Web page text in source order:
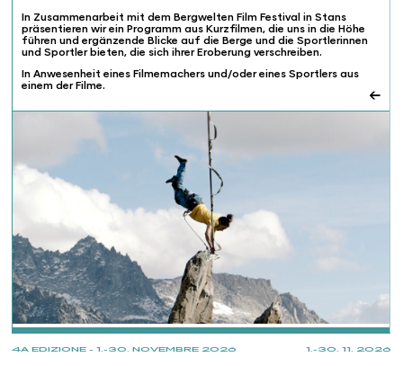
1.-30. 11. 2026
4A EDIZIONE - 1.-30. NOVEMBRE 2026
In Zusammenarbeit mit dem Bergwelten Film Festival in Stans
präsentieren wir ein Programm aus Kurzfilmen, die uns in die Höhe
führen und ergänzende Blicke auf die Berge und die Sportlerinnen
und Sportler bieten, die sich ihrer Eroberung verschreiben.
In Anwesenheit eines Filmemachers und/oder eines Sportlers aus
einem der Filme.
←